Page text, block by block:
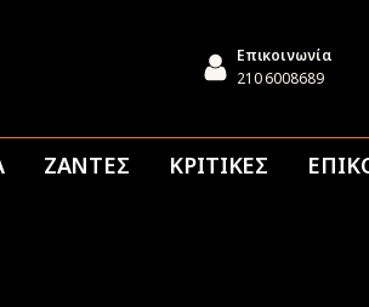
Επικοινωνία
210 6008689
ΖΑΝΤΕΣ ΚΡΙΤΙΚΕΣ